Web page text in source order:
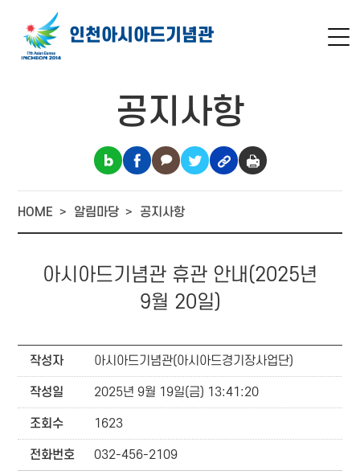
인천아시아드기념관
공지사항
HOME 알림마당 공지사항
아시아드기념관 휴관 안내(2025년
9월 20일)
작성자 아시아드기념관(아시아드경기장사업단)
작성일 2025년 9월 19일(금) 13:41:20
조회수 1623
전화번호 032-456-2109